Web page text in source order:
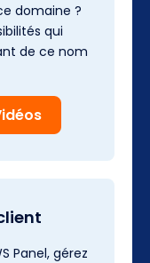
domaine ?
qui
de ce nom
Panel, gérez